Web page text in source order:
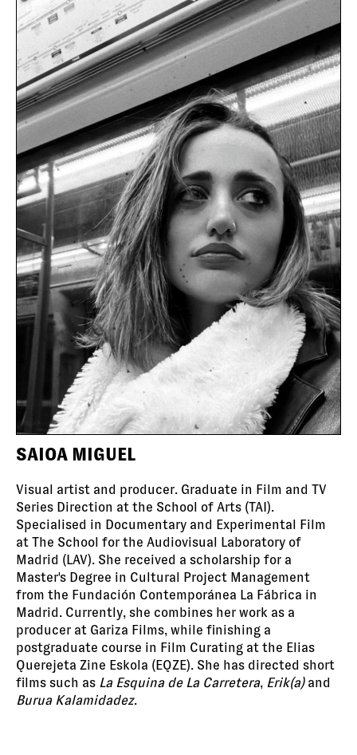
SAIOA MIGUEL
Visual artist and producer. Graduate in Film and TV
Series Direction at the School of Arts (TAI).
Specialised in Documentary and Experimental Film
at The School for the Audiovisual Laboratory of
Madrid (LAV). She received a scholarship for a
Master's Degree in Cultural Project Management
from the Fundación Contemporánea La Fábrica in
Madrid. Currently, she combines her work as a
producer at Gariza Films, while finishing a
postgraduate course in Film Curating at the Elias
Querejeta Zine Eskola (EQZE). She has directed short
films such as La Esquina de La Carretera, Erik(a) and
Burua Kalamidadez.